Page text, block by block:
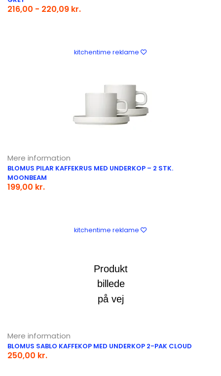
216,00 - 220,09 kr.
kitchentime reklame
Mere information
BLOMUS PILAR KAFFEKRUS MED UNDERKOP – 2 STK.
MOONBEAM
199,00 kr.
kitchentime reklame
Mere information
BLOMUS SABLO KAFFEKOP MED UNDERKOP 2-PAK CLOUD
250,00 kr.